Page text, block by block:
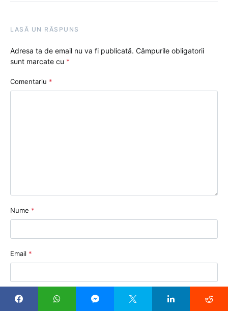
LASĂ UN RĂSPUNS
Adresa ta de email nu va fi publicată. Câmpurile obligatorii
sunt marcate cu *
Comentariu *
Nume *
Email *
Sit web